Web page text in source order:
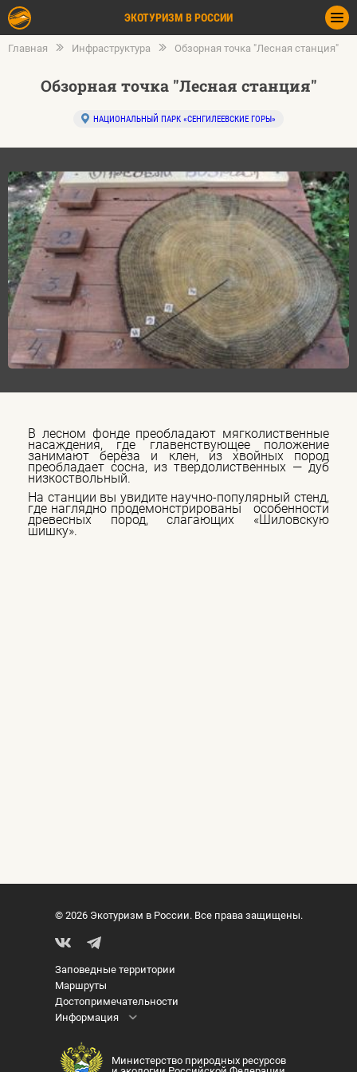
ЭКОТУРИЗМ В РОССИИ
Главная Инфраструктура Обзорная точка "Лесная станция"
Обзорная точка "Лесная станция"
НАЦИОНАЛЬНЫЙ ПАРК «СЕНГИЛЕЕВСКИЕ ГОРЫ»
В лесном фонде преобладают мягколиственные
насаждения, где главенствующее положение
занимают берёза и клен, из хвойных пород
преобладает сосна, из твердолиственных — дуб
низкоствольный.
На станции вы увидите научно-популярный стенд,
где наглядно продемонстрированы особенности
древесных пород, слагающих «Шиловскую
шишку».
© 2026 Экотуризм в России. Все права защищены.
Заповедные территории
Маршруты
Достопримечательности
Информация
Министерство природных ресурсов